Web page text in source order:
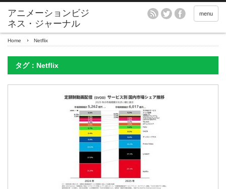
アニメーションビジ
ネス・ジャーナル
menu
Home Netflix
タグ：Netflix